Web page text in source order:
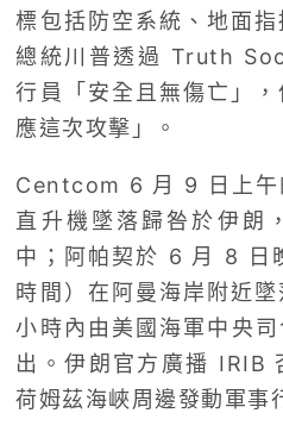
標包括防空系統、地面
總統川普透過 Truth
行員「安全且無傷亡」
應這次攻擊」。
Centcom 6 月 9 日上午
直升機墜落歸咎於伊朗
中；阿帕契於 6 月 8 日
時間）在阿曼海岸附近
小時內由美國海軍中央
出。伊朗官方廣播 IRIB
荷姆茲海峽周邊發動軍事